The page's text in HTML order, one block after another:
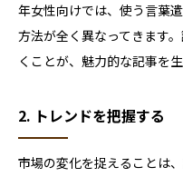
年女性向けでは、使う言葉
方法が全く異なってきます
くことが、魅力的な記事を
2. トレンドを把握する
市場の変化を捉えることは